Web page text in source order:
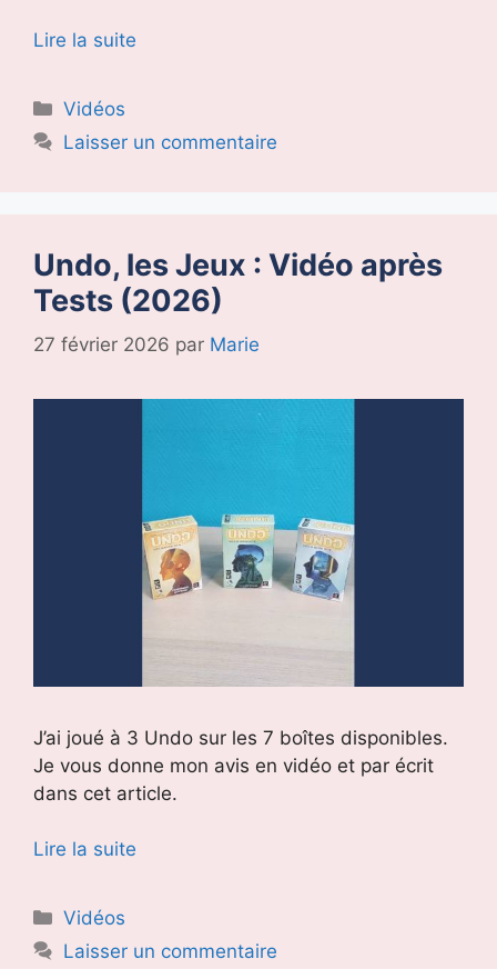
Lire la suite
Catégories
Vidéos
Laisser un commentaire
Undo, les Jeux : Vidéo après
Tests (2026)
27 février 2026 par Marie
J’ai joué à 3 Undo sur les 7 boîtes disponibles.
Je vous donne mon avis en vidéo et par écrit
dans cet article.
Lire la suite
Catégories
Vidéos
Laisser un commentaire